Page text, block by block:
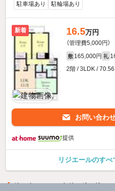
駐車場あり
駐輪場あり
新着 16.5万円
（管理費5,000円）
敷 165,000円 礼
2階 / 3LDK / 70.56
お問い合わ
提供
リジエールのす